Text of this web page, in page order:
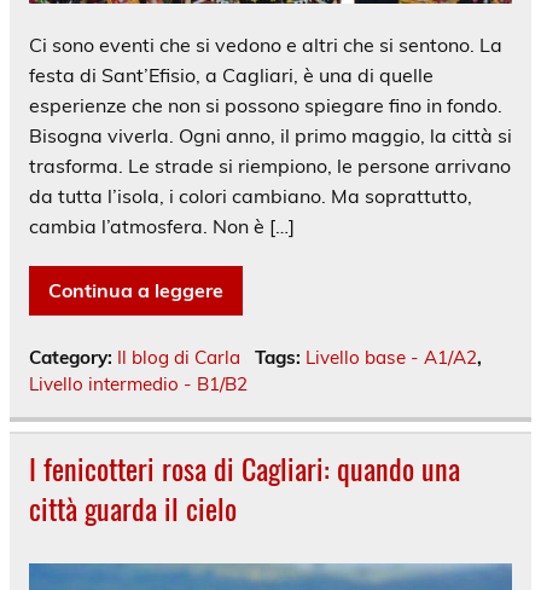
Ci sono eventi che si vedono e altri che si sentono. La
festa di Sant’Efisio, a Cagliari, è una di quelle
esperienze che non si possono spiegare fino in fondo.
Bisogna viverla. Ogni anno, il primo maggio, la città si
trasforma. Le strade si riempiono, le persone arrivano
da tutta l’isola, i colori cambiano. Ma soprattutto,
cambia l’atmosfera. Non è […]
Continua a leggere
Category: Il blog di Carla Tags: Livello base - A1/A2,
Livello intermedio - B1/B2
I fenicotteri rosa di Cagliari: quando una
città guarda il cielo